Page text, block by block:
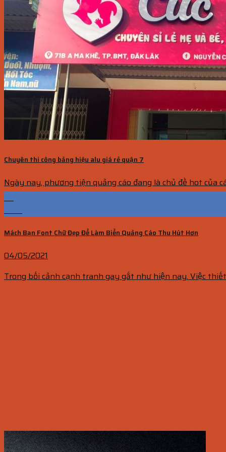
Chuyên thi công bảng hiệu alu giá rẻ quận 7
Ngày nay, phương tiện quảng cáo đang là chủ đề hot của
Mách Bạn Font Chữ Đẹp Để Làm Biển Quảng Cáo Thu Hút Hơn
04/05/2021
Trong bối cảnh cạnh tranh gay gắt như hiện nay. Việc